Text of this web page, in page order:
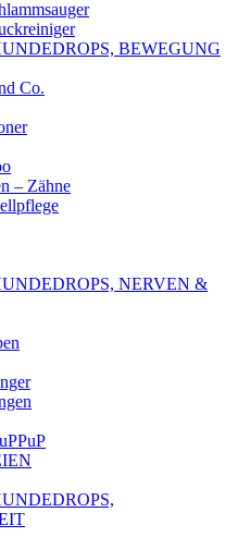
BEWEGUNG
Co.
– Zähne
NERVEN &